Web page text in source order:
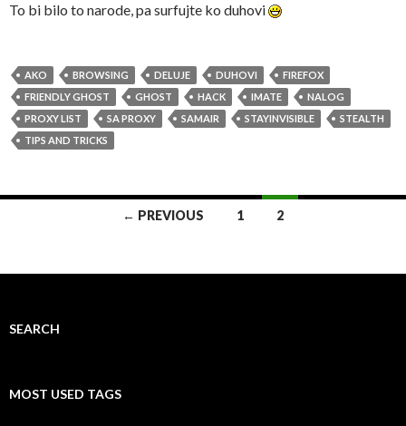
To bi bilo to narode, pa surfujte ko duhovi
AKO BROWSING DELUJE DUHOVI
FIREFOX
FRIENDLY GHOST
GHOST HACK IMATE
NALOG
PROXY LIST
SA PROXY SAMAIR STAYINVISIBLE
STEALTH
TIPS AND TRICKS
← PREVIOUS 1 2
SEARCH
MOST USED TAGS